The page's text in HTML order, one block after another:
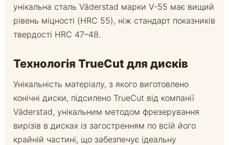
унікальна сталь Väderstad марки V-55 має вищий
рівень міцності (HRC 55), ніж стандарт показників
твердості HRC 47–48.
Технологія TrueCut для дисків
Унікальність матеріалу, з якого виготовлено
конічні диски, підсилено TrueCut від компанії
Väderstad, унікальним методом фрезерування
вирізів в дисках із загостренням по всій його
крайній частині, що забезпечує ідеальну